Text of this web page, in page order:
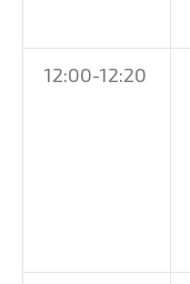
12:00-12:20